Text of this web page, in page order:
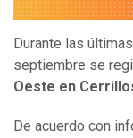
Durante las
septiembre se
Oeste en
De acuerdo con